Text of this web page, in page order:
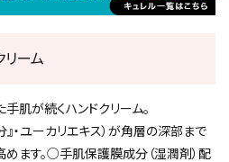
リーム
手肌が続くハンドクリーム。
・ユーカリエキス）が角層の深部まで
ます。○手肌保護膜成分（湿潤剤）配